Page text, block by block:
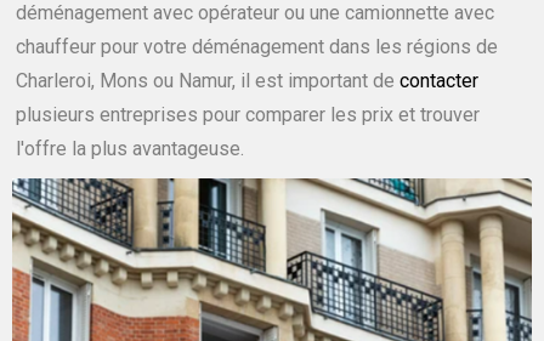
déménagement avec opérateur ou une camionnette avec
chauffeur pour votre déménagement dans les régions de
Charleroi, Mons ou Namur, il est important de contacter
plusieurs entreprises pour comparer les prix et trouver
l'offre la plus avantageuse.